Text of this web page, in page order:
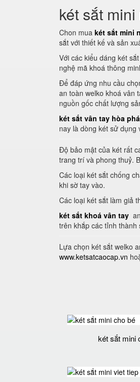
két sắt
Chon mua két sắt mini
sắt với thiết kế và sản
Với các kiểu dáng két
nghệ mã khoá thông
Để đáp ứng nhu cầu
an toàn welko khoá vân
nguồn gốc chất lượng
két sắt vân tay hòa
nay là dòng két sử dụng
Độ bảo mật của két rất
trang trí và phong thuỷ.
Các loại két sắt chống
khi sờ tay vào.
Các loại két sắt làm giả
két sắt khoá vân tay
trên khắp các tỉnh thành
Lựa chọn két sắt welko
www.ketsatcaocap.vn
két sắt mini